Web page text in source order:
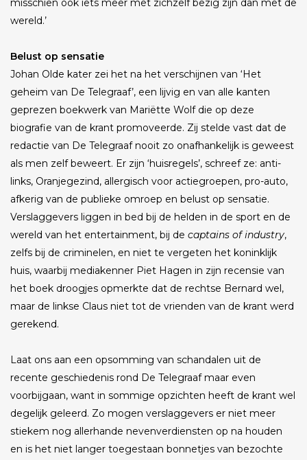
misschien ook iets meer met zichzelf bezig zijn dan met de
wereld.’
Belust op sensatie
Johan Olde kater zei het na het verschijnen van ‘Het
geheim van De Telegraaf’, een lijvig en van alle kanten
geprezen boekwerk van Mariëtte Wolf die op deze
biografie van de krant promoveerde. Zij stelde vast dat de
redactie van De Telegraaf nooit zo onafhankelijk is geweest
als men zelf beweert. Er zijn ‘huisregels’, schreef ze: anti-
links, Oranjegezind, allergisch voor actiegroepen, pro-auto,
afkerig van de publieke omroep en belust op sensatie.
Verslaggevers liggen in bed bij de helden in de sport en de
wereld van het entertainment, bij de captains of industry,
zelfs bij de criminelen, en niet te vergeten het koninklijk
huis, waarbij mediakenner Piet Hagen in zijn recensie van
het boek droogjes opmerkte dat de rechtse Bernard wel,
maar de linkse Claus niet tot de vrienden van de krant werd
gerekend.
Laat ons aan een opsomming van schandalen uit de
recente geschiedenis rond De Telegraaf maar even
voorbijgaan, want in sommige opzichten heeft de krant wel
degelijk geleerd. Zo mogen verslaggevers er niet meer
stiekem nog allerhande nevenverdiensten op na houden
en is het niet langer toegestaan bonnetjes van bezochte